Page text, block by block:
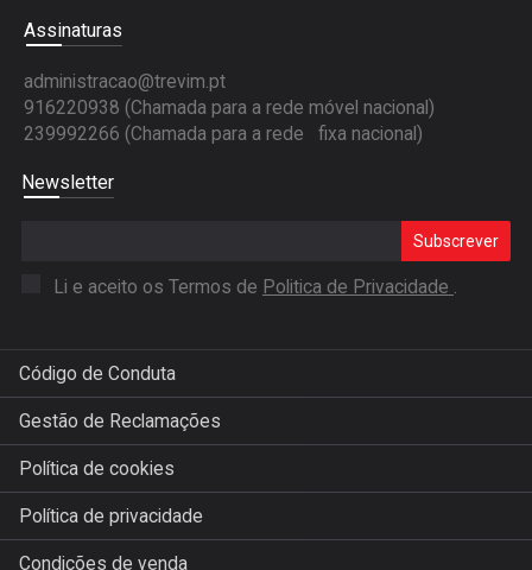
Assinaturas
administracao@trevim.pt
916220938 (Chamada para a rede móvel nacional)
239992266 (Chamada para a rede fixa nacional)
Newsletter
Subscrever
Li e aceito os Termos de Politica de Privacidade
Código de Conduta
Gestão de Reclamações
Política de cookies
Política de privacidade
Condições de venda